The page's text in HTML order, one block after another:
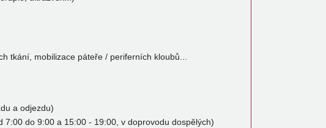
tkání, mobilizace páteře / periferních kloubů...
a odjezdu)
do 9:00 a 15:00 - 19:00, v doprovodu dospělých)